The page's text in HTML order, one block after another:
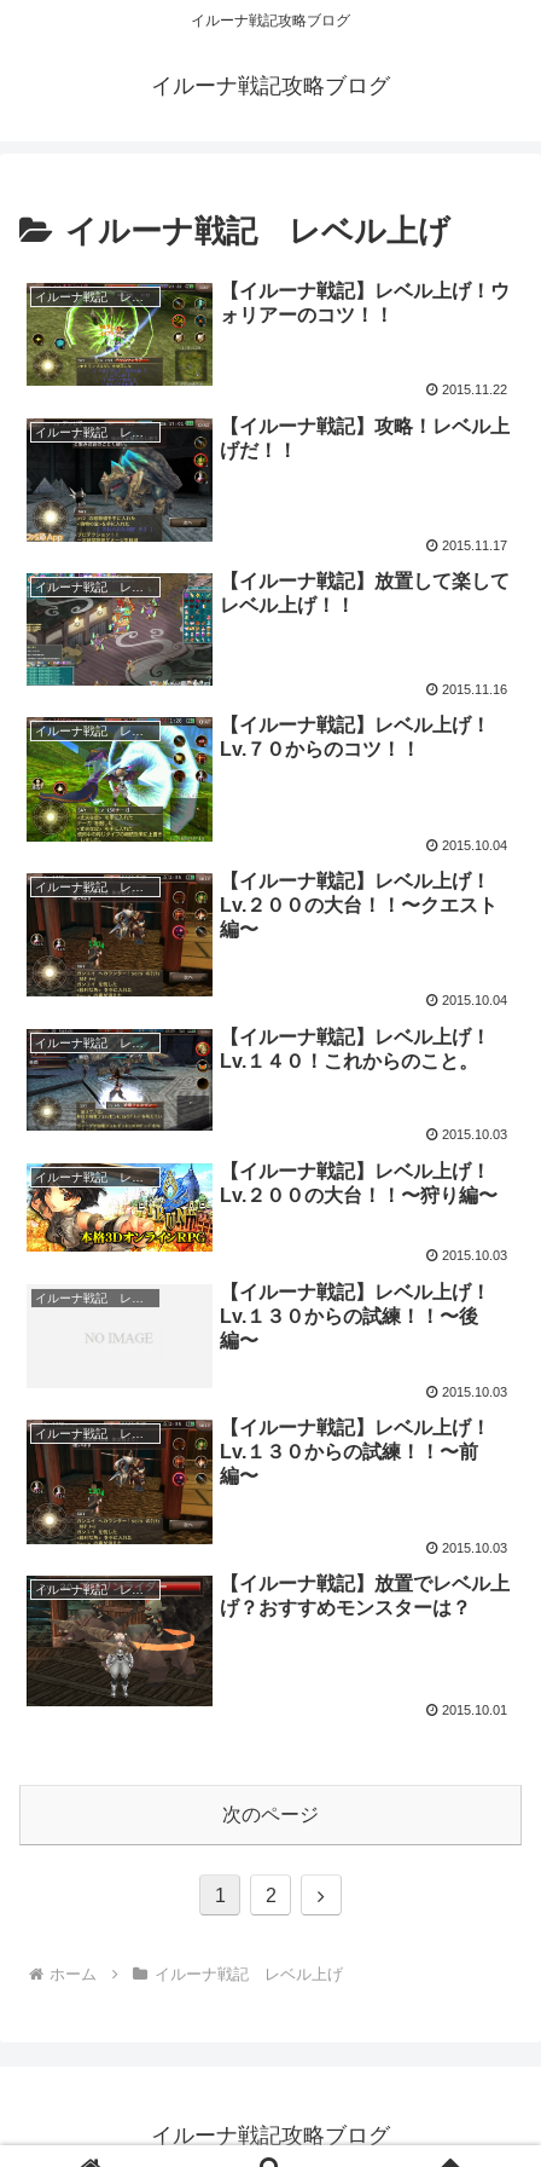
イルーナ戦記攻略ブログ
イルーナ戦記攻略ブログ
イルーナ戦記 レベル上げ
イルーナ戦記 レベル上げ
【イルーナ戦記】レベル上げ！ウ
ォリアーのコツ！！
2015.11.22
【イルーナ戦記】攻略！レベル上
げだ！！
2015.11.17
イルーナ戦記 レベル上げ
【イルーナ戦記】放置して楽して
レベル上げ！！
2015.11.16
イルーナ戦記 レベル上げ
【イルーナ戦記】レベル上げ！
Lv.７０からのコツ！！
2015.10.04
【イルーナ戦記】レベル上げ！
Lv.２００の大台！！〜クエスト
編〜
2015.10.04
イルーナ戦記 レベル上げ
【イルーナ戦記】レベル上げ！
Lv.１４０！これからのこと。
2015.10.03
イルーナ戦記 レベル上げ
【イルーナ戦記】レベル上げ！
Lv.２００の大台！！〜狩り編〜
2015.10.03
【イルーナ戦記】レベル上げ！
Lv.１３０からの試練！！〜後
編〜
2015.10.03
イルーナ戦記 レベル上げ
【イルーナ戦記】レベル上げ！
Lv.１３０からの試練！！〜前
編〜
2015.10.03
イルーナ戦記 レベル上げ
【イルーナ戦記】放置でレベル上
げ？おすすめモンスターは？
2015.10.01
次のページ
1 2
次
ホーム イルーナ戦記 レベル上げ
イルーナ戦記攻略ブログ